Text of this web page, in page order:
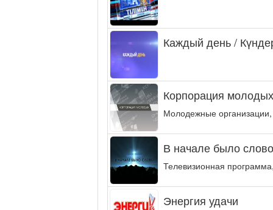
Каждый день /
Корпорация
Молодежные
В начале было
Телевизионная
Энергия удачи